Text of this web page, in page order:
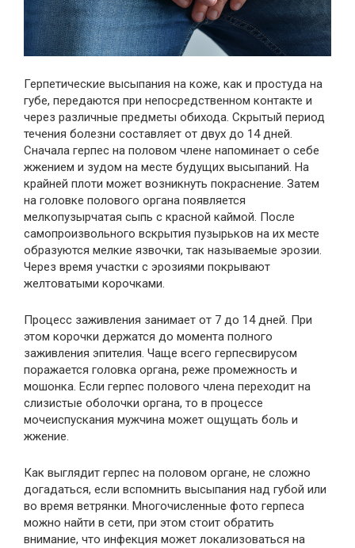
Герпетические высыпания на коже, как и простуда на
губе, передаются при непосредственном контакте и
через различные предметы обихода. Скрытый период
течения болезни составляет от двух до 14 дней.
Сначала герпес на половом члене напоминает о себе
жжением и зудом на месте будущих высыпаний. На
крайней плоти может возникнуть покраснение. Затем
на головке полового органа появляется
мелкопузырчатая сыпь с красной каймой. После
самопроизвольного вскрытия пузырьков на их месте
образуются мелкие язвочки, так называемые эрозии.
Через время участки с эрозиями покрывают
желтоватыми корочками.
Процесс заживления занимает от 7 до 14 дней. При
этом корочки держатся до момента полного
заживления эпителия. Чаще всего герпесвирусом
поражается головка органа, реже промежность и
мошонка. Если герпес полового члена переходит на
слизистые оболочки органа, то в процессе
мочеиспускания мужчина может ощущать боль и
жжение.
Как выглядит герпес на половом органе, не сложно
догадаться, если вспомнить высыпания над губой или
во время ветрянки. Многочисленные фото герпеса
можно найти в сети, при этом стоит обратить
внимание, что инфекция может локализоваться на